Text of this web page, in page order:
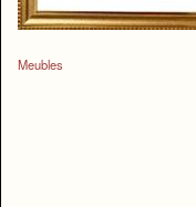
Meubles